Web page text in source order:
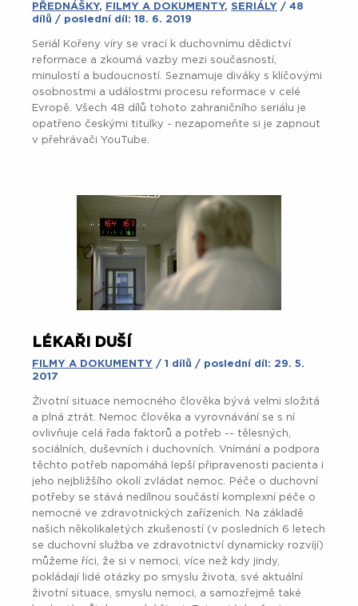
PŘEDNÁŠKY, FILMY A DOKUMENTY, SERIÁLY / 48
dílů / poslední díl: 18. 6. 2019
Seriál Kořeny víry se vrací k duchovnímu dědictví
reformace a zkoumá vazby mezi současností,
minulostí a budoucností. Seznamuje diváky s klíčovými
osobnostmi a událostmi procesu reformace v celé
Evropě. Všech 48 dílů tohoto zahraničního seriálu je
opatřeno českými titulky - nezapomeňte si je zapnout
v přehrávači YouTube.
LÉKAŘI DUŠÍ
FILMY A DOKUMENTY / 1 dílů / poslední díl: 29. 5.
2017
Životní situace nemocného člověka bývá velmi složitá
a plná ztrát. Nemoc člověka a vyrovnávání se s ní
ovlivňuje celá řada faktorů a potřeb -- tělesných,
sociálních, duševních i duchovních. Vnímání a podpora
těchto potřeb napomáhá lepší připravenosti pacienta i
jeho nejbližšího okolí zvládat nemoc. Péče o duchovní
potřeby se stává nedílnou součástí komplexní péče o
nemocné ve zdravotnických zařízeních. Na základě
našich několikaletých zkušeností (v posledních 6 letech
se duchovní služba ve zdravotnictví dynamicky rozvíjí)
můžeme říci, že si v nemoci, více než kdy jindy,
pokládají lidé otázky po smyslu života, své aktuální
životní situace, smyslu nemoci, a samozřejmě také